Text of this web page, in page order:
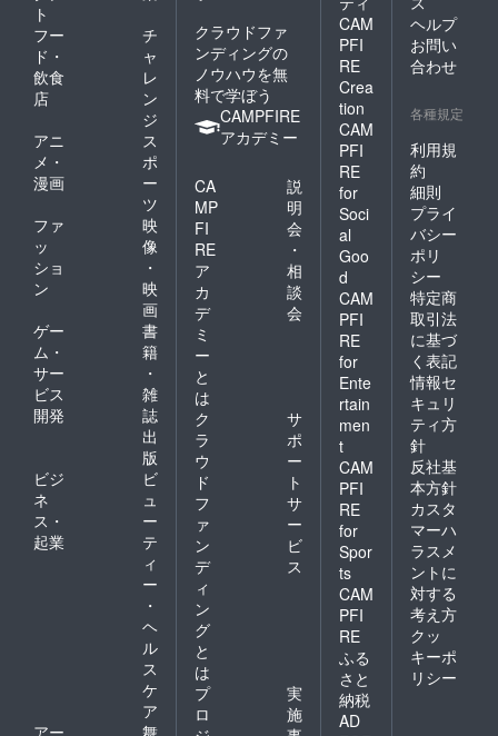
ト
フー
ド・
飲食
店
チ
ャ
レ
ン
ジ
アニ
メ・
漫画
ス
ポ
ー
ツ
ファ
ッ
ショ
ン
映
像
・
映
画
ゲー
ム・
サー
ビス
開発
書
籍
・
雑
誌
出
版
ビジ
ネ
ス・
起業
ビ
ュ
ー
テ
ィ
ー
・
ヘ
ル
ス
ケ
ア
アー
舞
クラウドファ
ンディングの
ノウハウを無
料で学ぼう
CAMPFIRE
アカデミー
CA
MP
FI
RE
ア
カ
デ
ミ
ー
と
は
説
明
会
・
相
談
会
ク
ラ
ウ
ド
フ
ァ
ン
デ
ィ
ン
グ
と
は
サ
ポ
ー
ト
サ
ー
ビ
ス
プ
ロ
実
施
CAM
PFI
RE
Crea
tion
CAM
PFI
RE
for
Soci
al
Goo
d
CAM
PFI
RE
for
Ente
rtain
men
t
CAM
PFI
RE
for
Spor
ts
CAM
PFI
RE
ふる
さと
納税
AD
ヘルプ
お問い
合わせ
各種規定
利用規
約
細則
プライ
バシー
ポリ
シー
特定商
取引法
に基づ
く表記
情報セ
キュリ
ティ方
針
反社基
本方針
カスタ
マーハ
ラスメ
ントに
対する
考え方
クッ
キーポ
リシー